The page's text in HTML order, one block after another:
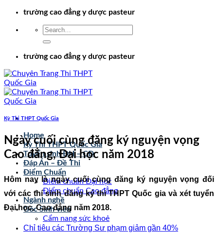
Chuyểntrường cao đẳng y dược pasteur
trường cao đẳng y dược pasteur
Home
Kỳ Thi THPT Quốc Gia
Tuyển sinh ĐH – CĐ
Đáp Án – Đề Thi
Điểm Chuẩn
Điểm chuẩn Đại học
Điểm chuẩn Cao đẳng
Ngành nghề
Góc Sinh viên
Cẩm nang sức khoẻ
Kỳ Thi THPT Quốc Gia
Ngày cuối cùng đăng ký nguyện vọng
Cao đẳng, Đại học năm 2018
Hôm nay là ngày cuối cùng đăng ký nguyện vọng đối
với các thí sinh đăng ký thi THPT Quốc gia và xét tuyển
Đại học, Cao đẳng năm 2018.
Chỉ tiêu các Trường Sư phạm giảm gần 40%